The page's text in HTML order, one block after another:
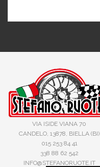
VIA ISIDE VIANA 70
CANDELO, 13878, BIELLA (BI)
015 253 84 41
338 88 62 542
INFO@STEFANORUOTE.IT